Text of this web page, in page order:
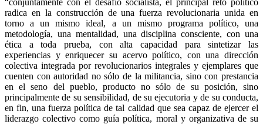
“conjuntamente con el desafío socialista, el principal reto político
radica en la construcción de una fuerza revolucionaria unida en
torno a un mismo ideal, a un mismo programa político, una
metodología, una mentalidad, una disciplina consciente, con una
ética a toda prueba, con alta capacidad para sintetizar las
experiencias y enriquecer su acervo político, con una dirección
colectiva integrada por revolucionarios integrales y ejemplares que
cuenten con autoridad no sólo de la militancia, sino con prestancia
en el seno del pueblo, producto no sólo de su posición, sino
principalmente de su sensibilidad, de su ejecutoria y de su conducta,
en fin, una fuerza política de tal calidad que sea capaz de ejercer el
liderazgo colectivo como guía política, moral y organizativa de su